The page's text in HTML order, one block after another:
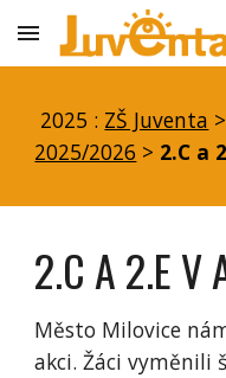
Skip to main content
2025 : ZŠ Juventa >
2025/2026 > 2.C a
2.C A 2.E V
Město Milovice
akci. Žáci vyměnili